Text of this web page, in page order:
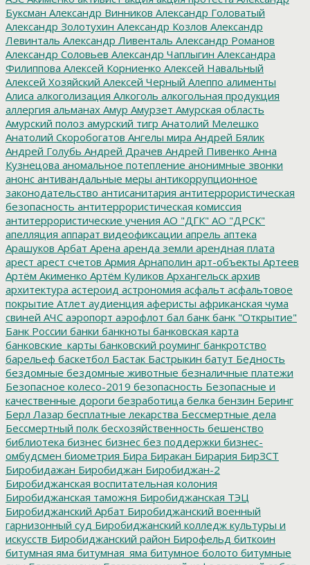
Буксман Александр Винников Александр Головатый
Александр Золотухин Александр Козлов Александр
Левинталь Александр Ливенталь Александр Романов
Александр Соловьев Александр Чаплыгин Александра
Филиппова Алексей Корниенко Алексей Навальный
Алексей Хозяйский Алексей Черный Алеппо алименты
Алиса алкоголизация Алкоголь алкогольная продукция
аллергия альманах Амур Амурзет Амурская область
Амурский полоз амурский тигр Анатолий Мелешко
Анатолий Скоробогатов Ангелы мира Андрей Бялик
Андрей Голубь Андрей Драчев Андрей Пивенко Анна
Кузнецова аномальное потепление анонимные звонки
анонс антивандальные меры антикоррупционное
законодательство антисанитария антитеррористическая
безопасность антитеррористическая комиссия
антитеррористические учения АО "ДГК" АО "ДРСК"
апелляция аппарат видеофиксации апрель аптека
Арашуков Арбат Арена аренда земли арендная плата
арест арест счетов Армия Арнаполин арт-объекты Артеев
Артём Акименко Артём Куликов Архангельск архив
архитектура астероид астрономия асфальт асфальтовое
покрытие Атлет аудиенция аферисты африканская чума
свиней АЧС аэропорт аэрофлот бал банк банк "Открытие"
Банк России банки банкноты банковская карта
банковские_карты банковский роуминг банкротство
барельеф баскетбол Бастак Бастрыкин батут Бедность
бездомные бездомные животные безналичные платежи
Безопасное колесо-2019 безопасность Безопасные и
качественные дороги безработица белка бензин Беринг
Берл Лазар бесплатные лекарства Бессмертные дела
Бессмертный полк бесхозяйственность бешенство
библиотека бизнес бизнес без поддержки бизнес-
омбудсмен биометрия Бира Биракан Бирария БирЗСТ
Биробидажан Биробиджан Биробиджан-2
Биробиджанская воспитательная колония
Биробиджанская таможня Биробиджанская ТЭЦ
Биробиджанский Арбат Биробиджанский военный
гарнизонный суд Биробиджанский колледж культуры и
искусств Биробиджанский район Бирофельд биткоин
битумная яма битумная_яма битумное болото битумные